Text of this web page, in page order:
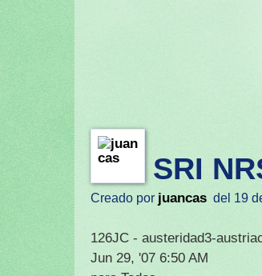
SRI
Creado por juancas del 19
126JC - austeridad3-
Jun 29, '07 6:50 AM